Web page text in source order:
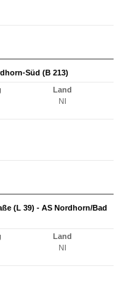
Süd (B 213)
Land
NI
(L 39) - AS Nordhorn/Bad
Land
NI